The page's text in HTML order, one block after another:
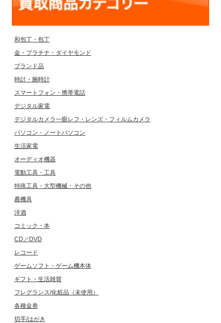
和包丁・包丁
金・プラチナ・ダイヤモンド
ブランド品
時計・腕時計
スマートフォン・携帯電話
デジタル家電
デジタルカメラ一眼レフ・レンズ・フィルムカメラ
パソコン・ノートパソコン
生活家電
オーディオ機器
電動工具・工具
特殊工具・大型機械・その他
農機具
洋酒
コミック・本
CD／DVD
レコード
ゲームソフト・ゲーム機本体
ギフト・生活雑貨
フレグランス/化粧品（未使用）
各種金券
切手/はがき